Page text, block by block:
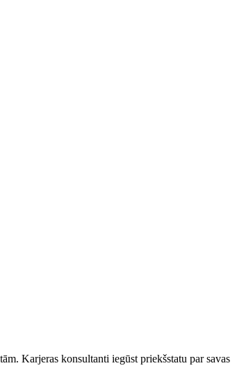
Karjeras konsultanti iegūst priekšstatu par savas